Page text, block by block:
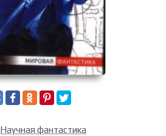
Научная фантастика